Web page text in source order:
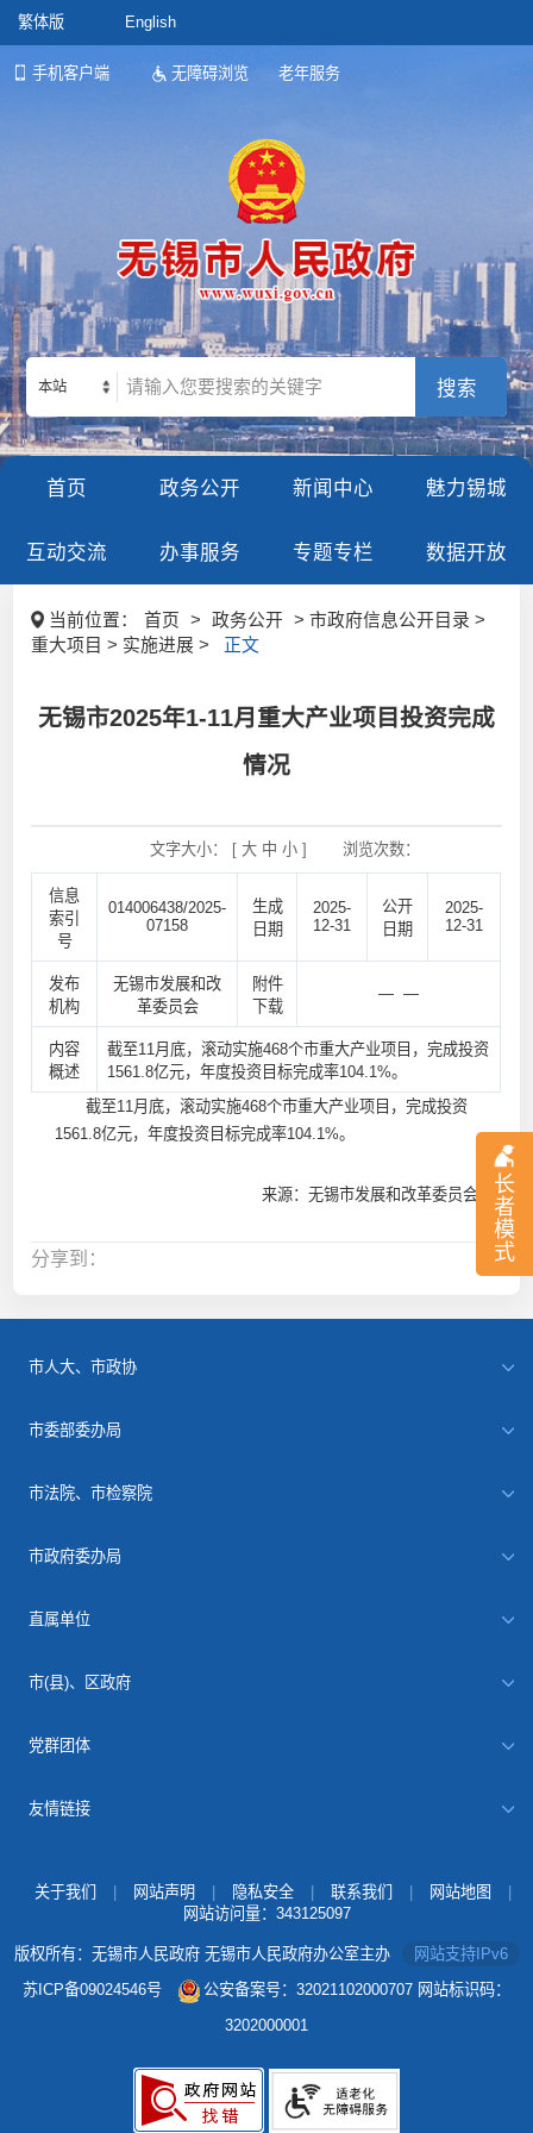
繁体版 English
手机客户端 无障碍浏览 老年服务
长
者
模
式
本站
首页 政务公开 新闻中心 魅力锡城
互动交流 办事服务 专题专栏 数据开放
当前位置： 首页 > 政务公开
> 市政府信息公开目录 >
重大项目 > 实施进展 >
正文
无锡市2025年1-11月重大产业项目投资完成
情况
文字大小： [ 大 中 小] 浏览次数：
信息
索引
号
014006438/2025-
07158
生成
日期
2025-
12-31
公开
日期
2025-
12-31
发布
机构
无锡市发展和改
革委员会
附件
下载
— —
内容
概述
截至11月底，滚动实施468个市重大产业项目，完成投资
1561.8亿元，年度投资目标完成率104.1%。
截至11月底，滚动实施468个市重大产业项目，完成投资
1561.8亿元，年度投资目标完成率104.1%。
来源：无锡市发展和改革委员会
分享到：
市人大、市政协
市委部委办局
市法院、市检察院
市政府委办局
直属单位
市(县)、区政府
党群团体
友情链接
关于我们 网站声明 隐私安全 联系我们 网站地图
网站访问量： 343125097
版权所有：无锡市人民政府 无锡市人民政府办公室主办
网站支持IPv6
苏ICP备09024546号
公安备案号：32021102000707 网站标识码：
3202000001